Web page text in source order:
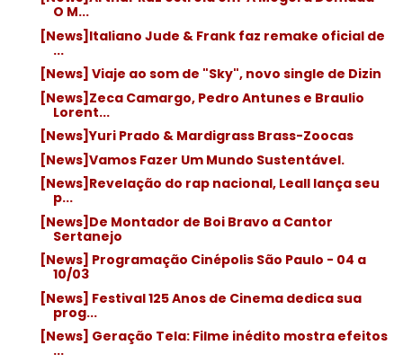
O M...
[News]Italiano Jude & Frank faz remake oficial de
...
[News] Viaje ao som de "Sky", novo single de Dizin
[News]Zeca Camargo, Pedro Antunes e Braulio
Lorent...
[News]Yuri Prado & Mardigrass Brass-Zoocas
[News]Vamos Fazer Um Mundo Sustentável.
[News]Revelação do rap nacional, Leall lança seu
p...
[News]De Montador de Boi Bravo a Cantor
Sertanejo
[News] Programação Cinépolis São Paulo - 04 a
10/03
[News] Festival 125 Anos de Cinema dedica sua
prog...
[News] Geração Tela: Filme inédito mostra efeitos
...